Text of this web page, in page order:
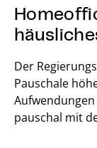
Der
Pauschale
pauschal mit